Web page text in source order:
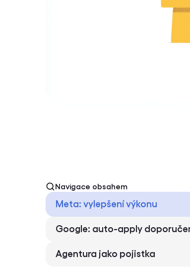
Navigace obsahem
Meta: vylepšení výkonu
Google: auto-apply
Agentura jako pojistka